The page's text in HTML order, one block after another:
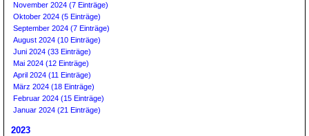
November 2024 (7 Einträge)
Oktober 2024 (5 Einträge)
September 2024 (7 Einträge)
August 2024 (10 Einträge)
Juni 2024 (33 Einträge)
Mai 2024 (12 Einträge)
April 2024 (11 Einträge)
März 2024 (18 Einträge)
Februar 2024 (15 Einträge)
Januar 2024 (21 Einträge)
2023